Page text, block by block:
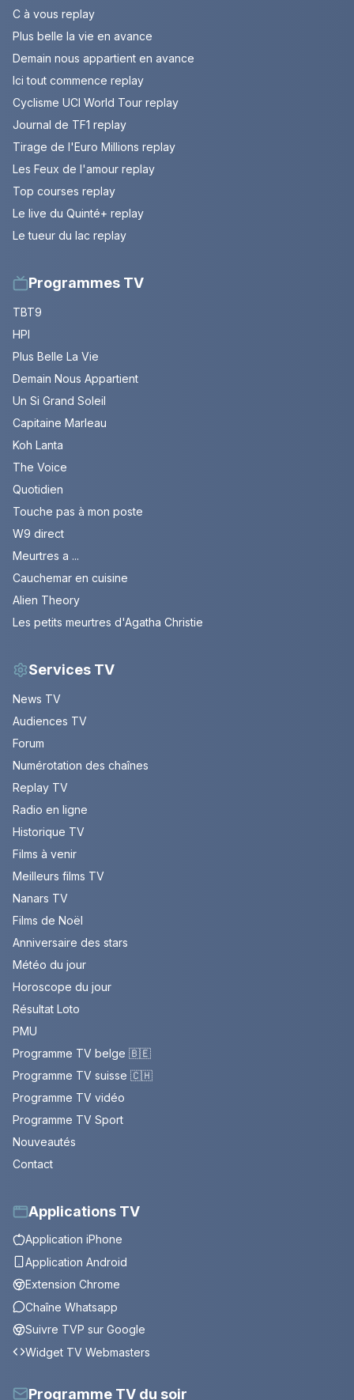
C à vous replay
Plus belle la vie en avance
Demain nous appartient en avance
Ici tout commence replay
Cyclisme UCI World Tour replay
Journal de TF1 replay
Tirage de l'Euro Millions replay
Les Feux de l'amour replay
Top courses replay
Le live du Quinté+ replay
Le tueur du lac replay
Programmes TV
TBT9
HPI
Plus Belle La Vie
Demain Nous Appartient
Un Si Grand Soleil
Capitaine Marleau
Koh Lanta
The Voice
Quotidien
Touche pas à mon poste
W9 direct
Meurtres a ...
Cauchemar en cuisine
Alien Theory
Les petits meurtres d'Agatha Christie
Services TV
News TV
Audiences TV
Forum
Numérotation des chaînes
Replay TV
Radio en ligne
Historique TV
Films à venir
Meilleurs films TV
Nanars TV
Films de Noël
Anniversaire des stars
Météo du jour
Horoscope du jour
Résultat Loto
PMU
Programme TV belge 🇧🇪
Programme TV suisse 🇨🇭
Programme TV vidéo
Programme TV Sport
Nouveautés
Contact
Applications TV
Application iPhone
Application Android
Extension Chrome
Chaîne Whatsapp
Suivre TVP sur Google
Widget TV Webmasters
Programme TV du soir